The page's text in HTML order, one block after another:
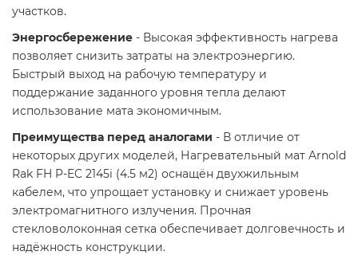
участков.​
Энергосбережение - Высокая эффективность нагрева
позволяет снизить затраты на электроэнергию.
Быстрый выход на рабочую температуру и
поддержание заданного уровня тепла делают
использование мата экономичным.​
Преимущества перед аналогами - В отличие от
некоторых других моделей, Нагревательный мат Arnold
Rak FH P-EC 2145i (4.5 м2) оснащён двухжильным
кабелем, что упрощает установку и снижает уровень
электромагнитного излучения. Прочная
стекловолоконная сетка обеспечивает долговечность и
надёжность конструкции.​